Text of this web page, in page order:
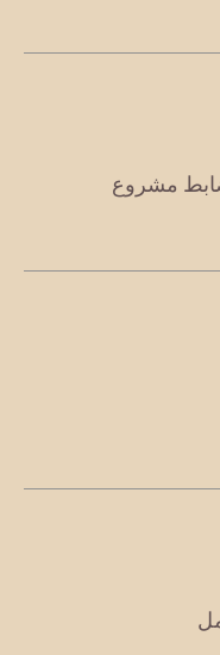
ضابط مشروع